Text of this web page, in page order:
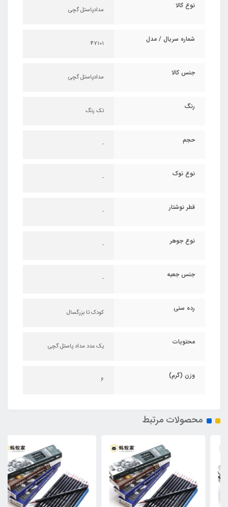
نوع کالا مدادپاستل گچی
شماره سریال / مدل 47101
جنس کالا مدادپاستل گچی
رنگ تک رنگ
حجم -
نوع نوک -
قطر نوشتار -
نوع جوهر -
جنس جعبه -
رده سنی کودک تا بزرگسال
محتویات یک عدد مداد پاستل گچی
وزن (گرم) ۶
محصولات مرتبط